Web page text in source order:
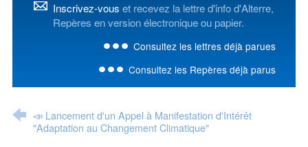
Inscrivez-vous et recevez la lettre d'info d'Alterre,
Repères en version électronique ou papier.
Consultez les lettres déjà parues
Consultez les Repères déjà parus
📣 Lancement d'un Appel à Manifestation d'Intérêt
"Adaptation au Changement Climatique"